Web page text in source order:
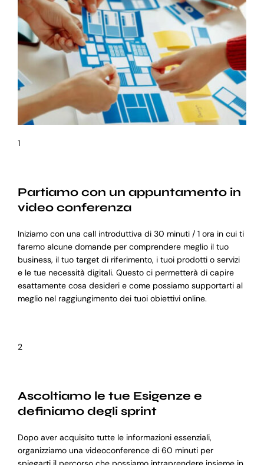
1
Partiamo con un appuntamento in
video conferenza
Iniziamo con una call introduttiva di 30 minuti / 1 ora in cui ti
faremo alcune domande per comprendere meglio il tuo
business, il tuo target di riferimento, i tuoi prodotti o servizi
e le tue necessità digitali. Questo ci permetterà di capire
esattamente cosa desideri e come possiamo supportarti al
meglio nel raggiungimento dei tuoi obiettivi online.
2
Ascoltiamo le tue Esigenze e
definiamo degli sprint
Dopo aver acquisito tutte le informazioni essenziali,
organizziamo una videoconference di 60 minuti per